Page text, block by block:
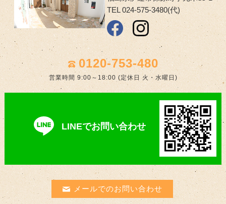
TEL 024-575-3480(代)
0120-753-480
営業時間 9:00～18:00 (定休日 火・水曜日)
LINEでお問い合わせ
メールでのお問い合わせ